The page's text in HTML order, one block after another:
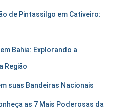
de Pintassilgo em Cativeiro:
Bahia: Explorando a
Região
suas Bandeiras Nacionais
as 7 Mais Poderosas da